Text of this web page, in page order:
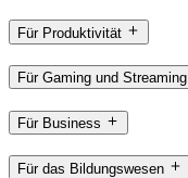
Für Produktivität
Für Gaming und Streaming
Für Business
Für das Bildungswesen